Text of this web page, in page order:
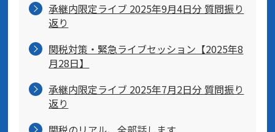
承継内限定ライブ 2025年9月4日分 質問振り
返り
関税対策・緊急ライブセッション【2025年8
月28日】
承継内限定ライブ 2025年7月2日分 質問振り
返り